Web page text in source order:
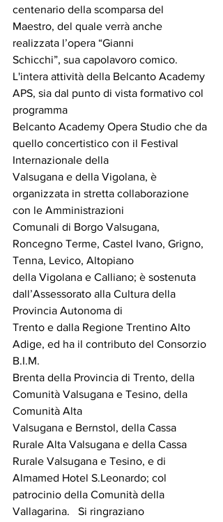
centenario della scomparsa del
Maestro, del quale verrà anche
realizzata l’opera “Gianni
Schicchi”, sua capolavoro comico.
L'intera attività della Belcanto Academy
APS, sia dal punto di vista formativo col
programma
Belcanto Academy Opera Studio che da
quello concertistico con il Festival
Internazionale della
Valsugana e della Vigolana, è
organizzata in stretta collaborazione
con le Amministrazioni
Comunali di Borgo Valsugana,
Roncegno Terme, Castel Ivano, Grigno,
Tenna, Levico, Altopiano
della Vigolana e Calliano; è sostenuta
dall’Assessorato alla Cultura della
Provincia Autonoma di
Trento e dalla Regione Trentino Alto
Adige, ed ha il contributo del Consorzio
B.I.M.
Brenta della Provincia di Trento, della
Comunità Valsugana e Tesino, della
Comunità Alta ​
Valsugana e Bernstol, della Cassa
Rurale Alta Valsugana e della Cassa
Rurale Valsugana e Tesino, e di
Almamed Hotel S.Leonardo; col
patrocinio della Comunità della
Vallagarina.   Si ringraziano